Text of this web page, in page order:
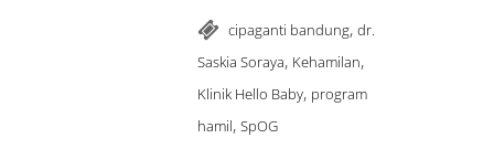
cipaganti bandung, dr.
Saskia Soraya, Kehamilan,
Klinik Hello Baby, program
hamil, SpOG